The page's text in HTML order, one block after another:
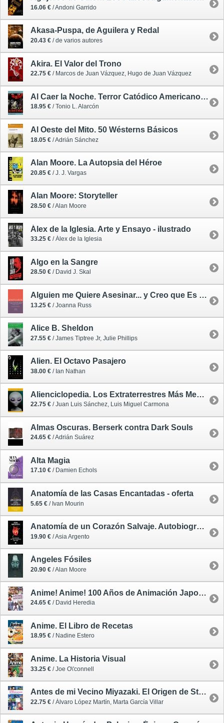
16.06 € / Andoni Garrido
Akasa-Puspa, de Aguilera y Redal
20.43 € / de varios autores
Akira. El Valor del Trono
22.75 € / Marcos de Juan Vázquez, Hugo de Juan Vázquez
Al Caer la Noche. Terror Catódico Americano (1970-1981)
18.95 € / Tonio L. Alarcón
Al Oeste del Mito. 50 Wésterns Básicos
18.05 € / Adrián Sánchez
Alan Moore. La Autopsia del Héroe
20.85 € / J. J. Vargas
Alan Moore: Storyteller
28.50 € / Alan Moore
Álex de la Iglesia. Arte y Ensayo - ilustrado
33.25 € / Álex de la Iglesia
Algo en la Sangre
28.50 € / David J. Skal
Alguien me Quiere Asesinar... y Creo que Es mi Marido. El Gótico Moderno
13.25 € / Joanna Russ
Alice B. Sheldon
27.55 € / James Tiptree Jr, Julie Phillips
Alien. El Octavo Pasajero
38.00 € / Ian Nathan
Alienciclopedia. Los Extraterrestres Más Memorables del Cine
22.75 € / Juan Luis Sánchez, Luis Miguel Carmona
Almas Oscuras. Berserk contra Dark Souls
24.65 € / Adrián Suárez
Alta Magia
17.10 € / Damien Echols
Anatomía de las Casas Encantadas - oferta
5.65 € / Ivan Mourin
Anatomía de un Corazón Salvaje. Autobiografía
19.90 € / Asia Argento
Ángeles Fósiles
20.90 € / Alan Moore
Anime! Anime! 100 Años de Animación Japonesa
24.65 € / David Heredia
Anime. El Libro de Recetas
18.95 € / Nadine Estero
Anime. La Historia Visual
33.25 € / Joe O\'connell
Antes de mi Vecino Miyazaki. El Origen de Studio Ghibli
22.75 € / Álvaro López Martín, Marta García Villar